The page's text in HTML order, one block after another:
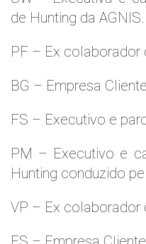
de Hunting da AGNIS.
PF – Ex colaborador
BG – Empresa
FS – Executivo e
PM – Executivo e
Hunting conduzido
VP – Ex colaborador